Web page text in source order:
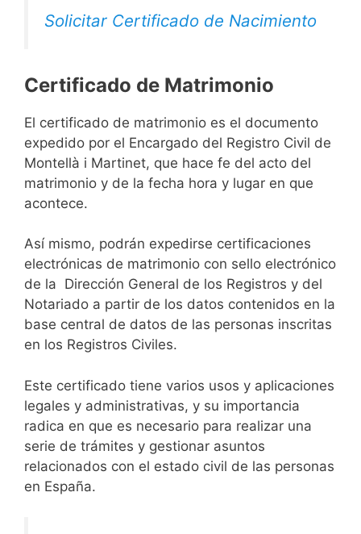
Solicitar Certificado de Nacimiento
Certificado de Matrimonio
El certificado de matrimonio es el documento
expedido por el Encargado del Registro Civil de
Montellà i Martinet, que hace fe del acto del
matrimonio y de la fecha hora y lugar en que
acontece.
Así mismo, podrán expedirse certificaciones
electrónicas de matrimonio con sello electrónico
de la Dirección General de los Registros y del
Notariado a partir de los datos contenidos en la
base central de datos de las personas inscritas
en los Registros Civiles.
Este certificado tiene varios usos y aplicaciones
legales y administrativas, y su importancia
radica en que es necesario para realizar una
serie de trámites y gestionar asuntos
relacionados con el estado civil de las personas
en España.